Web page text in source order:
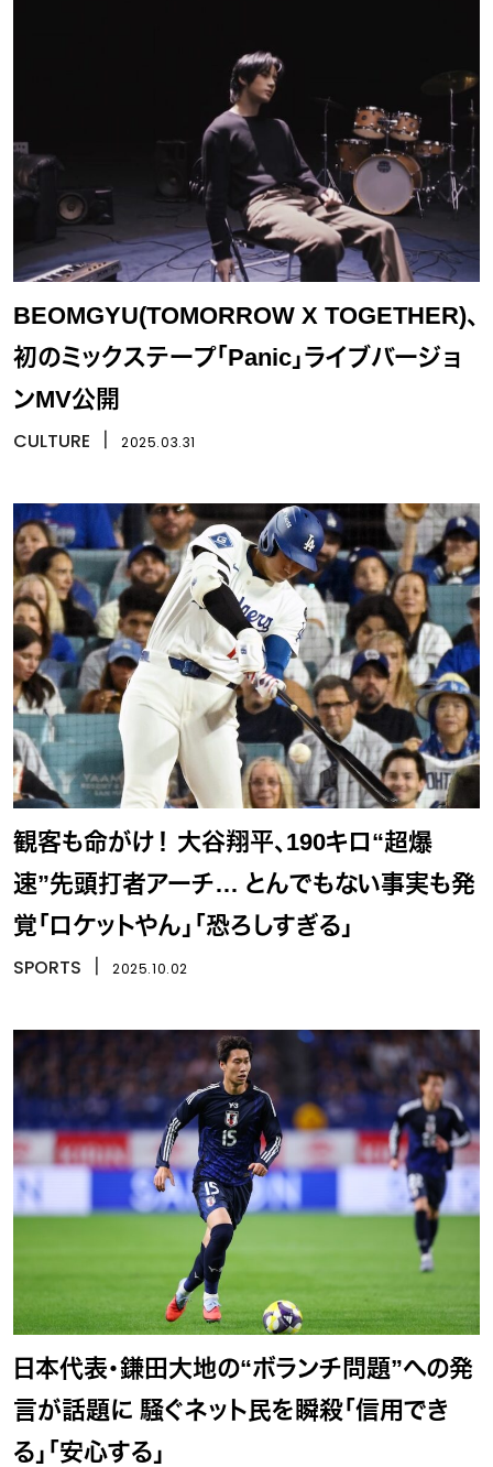
BEOMGYU(TOMORROW X TOGETHER)、
初のミックステープ「Panic」ライブバージョ
ンMV公開
CULTURE 2025.03.31
観客も命がけ！ 大谷翔平、190キロ“超爆
速”先頭打者アーチ… とんでもない事実も発
覚「ロケットやん」「恐ろしすぎる」
SPORTS 2025.10.02
日本代表・鎌田大地の“ボランチ問題”への発
言が話題に 騒ぐネット民を瞬殺「信用でき
る」「安心する」